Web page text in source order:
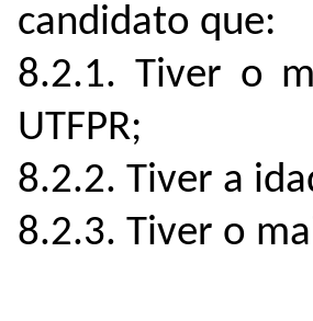
candidato que:
8.2.1. Tiver o
UTFPR;
8.2.2. Tiver a
8.2.3. Tiver o